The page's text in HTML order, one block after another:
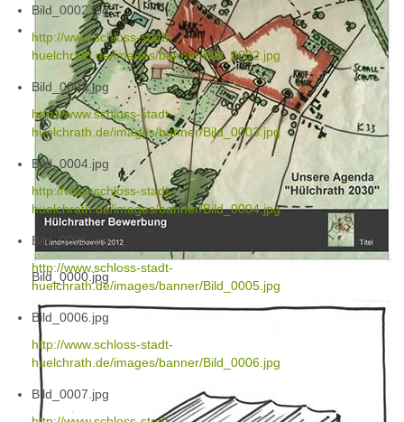
Bild_0000.jpg
Bild_0002.jpg
http://www.schloss-stadt-
huelchrath.de/images/banner/Bild_0002.jpg
Bild_0003.jpg
http://www.schloss-stadt-
huelchrath.de/images/banner/Bild_0003.jpg
Bild_0004.jpg
http://www.schloss-stadt-
huelchrath.de/images/banner/Bild_0004.jpg
Bild_0005.jpg
http://www.schloss-stadt-
huelchrath.de/images/banner/Bild_0005.jpg
Bild_0006.jpg
http://www.schloss-stadt-
huelchrath.de/images/banner/Bild_0006.jpg
Bild_0007.jpg